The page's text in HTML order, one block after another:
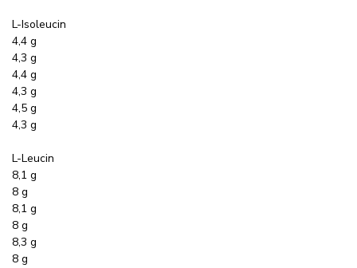
L-Isoleucin
4,4 g
4,3 g
4,4 g
4,3 g
4,5 g
4,3 g
L-Leucin
8,1 g
8 g
8,1 g
8 g
8,3 g
8 g